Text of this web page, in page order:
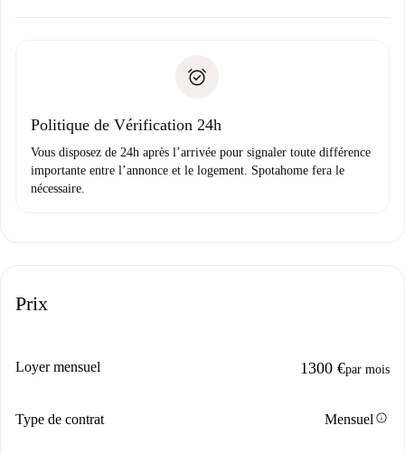
Justificatif de solvabilité
uniquement si aucun problème n'est signalé.
Politique de Vérification 24h
Vous disposez de 24h après l’arrivée pour signaler toute différence
importante entre l’annonce et le logement. Spotahome fera le
nécessaire.
Prix
Loyer mensuel 1300 €par mois
Type de contrat Mensuel info